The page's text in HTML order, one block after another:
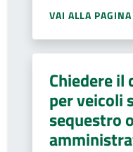
VAI ALLA PAGINA
Chiedere il
per veicoli
sequestro